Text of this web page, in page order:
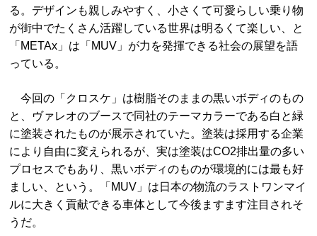
る。デザインも親しみやすく、小さくて可愛らしい乗り物
が街中でたくさん活躍している世界は明るくて楽しい、と
「METAx」は「MUV」が力を発揮できる社会の展望を語
っている。
今回の「クロスケ」は樹脂そのままの黒いボディのもの
と、ヴァレオのブースで同社のテーマカラーである白と緑
に塗装されたものが展示されていた。塗装は採用する企業
により自由に変えられるが、実は塗装はCO2排出量の多い
プロセスでもあり、黒いボディのものが環境的には最も好
ましい、という。「MUV」は日本の物流のラストワンマイ
ルに大きく貢献できる車体として今後ますます注目されそ
うだ。